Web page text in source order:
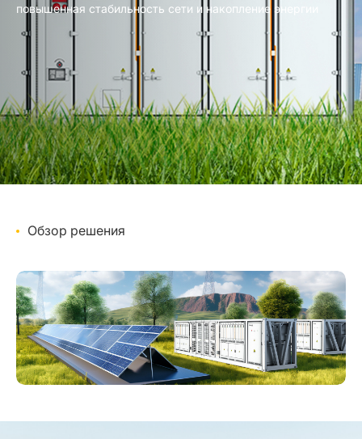
повышенная стабильность сети и накопление энергии
Обзор решения